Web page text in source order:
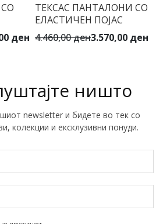
ден
ТЕКСАС ПАНТАЛОНИ СО
ЕЛАСТИЧЕН ПОЈАС
4.460,00 ден3.570,00 ден
ништо
newsletter и бидете во тек со
колекции и ексклузивни понуди.